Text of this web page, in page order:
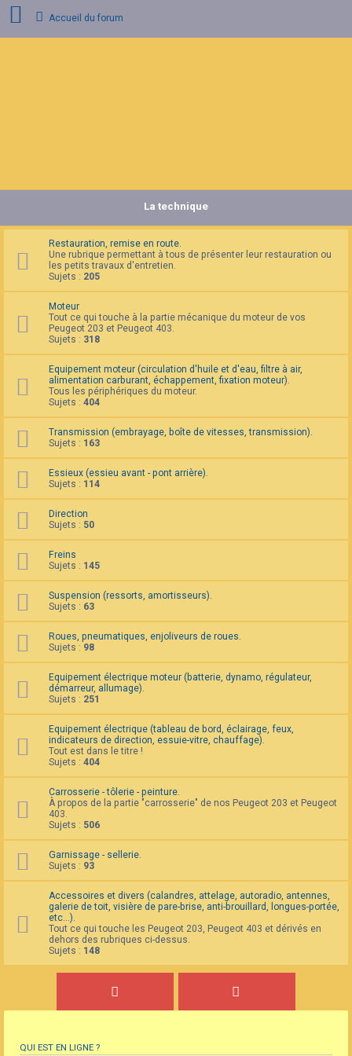
s
Accueil du forum
La technique
Restauration, remise en route.
Une rubrique permettant à tous de présenter leur restauration ou
les petits travaux d'entretien.
Sujets : 205
Moteur
Tout ce qui touche à la partie mécanique du moteur de vos
Peugeot 203 et Peugeot 403.
Sujets : 318
Equipement moteur (circulation d'huile et d'eau, filtre à air,
alimentation carburant, échappement, fixation moteur).
Tous les périphériques du moteur.
Sujets : 404
Transmission (embrayage, boîte de vitesses, transmission).
Sujets : 163
Essieux (essieu avant - pont arrière).
Sujets : 114
Direction
Sujets : 50
Freins
Sujets : 145
Suspension (ressorts, amortisseurs).
Sujets : 63
Roues, pneumatiques, enjoliveurs de roues.
Sujets : 98
Equipement électrique moteur (batterie, dynamo, régulateur,
démarreur, allumage).
Sujets : 251
Equipement électrique (tableau de bord, éclairage, feux,
indicateurs de direction, essuie-vitre, chauffage).
Tout est dans le titre !
Sujets : 404
Carrosserie - tôlerie - peinture.
À propos de la partie "carrosserie" de nos Peugeot 203 et Peugeot
403.
Sujets : 506
Garnissage - sellerie.
Sujets : 93
Accessoires et divers (calandres, attelage, autoradio, antennes,
galerie de toit, visière de pare-brise, anti-brouillard, longues-portée,
etc...).
Tout ce qui touche les Peugeot 203, Peugeot 403 et dérivés en
dehors des rubriques ci-dessus.
Sujets : 148
QUI EST EN LIGNE ?